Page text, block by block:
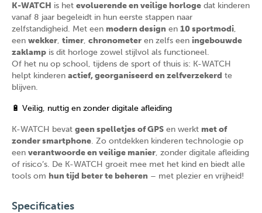
K-WATCH is het evoluerende en veilige horloge dat kinderen
vanaf 8 jaar begeleidt in hun eerste stappen naar
zelfstandigheid. Met een modern design en 10 sportmodi,
een wekker, timer, chronometer en zelfs een ingebouwde
zaklamp is dit horloge zowel stijlvol als functioneel.
Of het nu op school, tijdens de sport of thuis is: K-WATCH
helpt kinderen actief, georganiseerd en zelfverzekerd te
blijven.
🔋 Veilig, nuttig en zonder digitale afleiding
K-WATCH bevat geen spelletjes of GPS en werkt met of
zonder smartphone. Zo ontdekken kinderen technologie op
een verantwoorde en veilige manier, zonder digitale afleiding
of risico’s. De K-WATCH groeit mee met het kind en biedt alle
tools om hun tijd beter te beheren – met plezier en vrijheid!
Specificaties